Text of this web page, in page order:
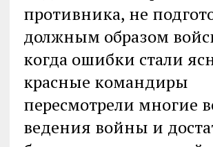
противника, не
должным образом
когда ошибки стали
красные командиры
пересмотрели многие
ведения войны и